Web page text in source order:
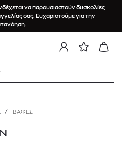
να παρουσιαστούν δυσκολίες
σας. Ευχαριστούμε για την
/ ΒΑΦΈΣ